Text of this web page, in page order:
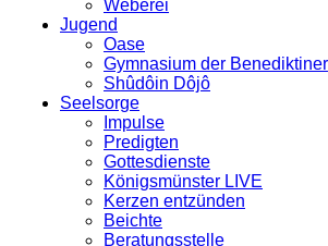
Weberei
Jugend
Oase
Gymnasium der Benediktiner
Shûdôin Dôjô
Seelsorge
Impulse
Predigten
Gottesdienste
Königsmünster LIVE
Kerzen entzünden
Beichte
Beratungsstelle